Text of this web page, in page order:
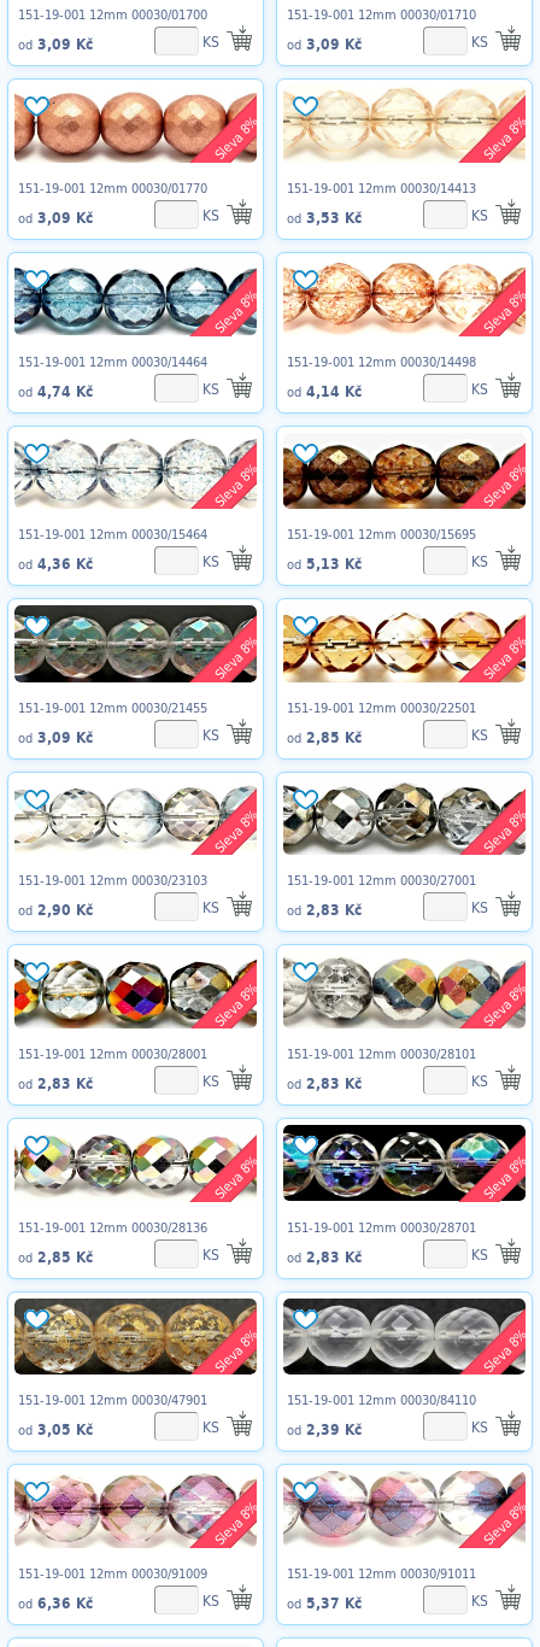
151-19-001 12mm 00030/01700
od 3,09 Kč KS
151-19-001 12mm 00030/01710
od 3,09 Kč KS
Sleva 8%
151-19-001 12mm 00030/01770
od 3,09 Kč KS
Sleva 8%
151-19-001 12mm 00030/14413
od 3,53 Kč KS
Sleva 8%
151-19-001 12mm 00030/14464
od 4,74 Kč KS
Sleva 8%
151-19-001 12mm 00030/14498
od 4,14 Kč KS
Sleva 8%
151-19-001 12mm 00030/15464
od 4,36 Kč KS
Sleva 8%
151-19-001 12mm 00030/15695
od 5,13 Kč KS
Sleva 8%
151-19-001 12mm 00030/21455
od 3,09 Kč KS
Sleva 8%
151-19-001 12mm 00030/22501
od 2,85 Kč KS
Sleva 8%
151-19-001 12mm 00030/23103
od 2,90 Kč KS
Sleva 8%
151-19-001 12mm 00030/27001
od 2,83 Kč KS
Sleva 8%
151-19-001 12mm 00030/28001
od 2,83 Kč KS
Sleva 8%
151-19-001 12mm 00030/28101
od 2,83 Kč KS
Sleva 8%
151-19-001 12mm 00030/28136
od 2,85 Kč KS
Sleva 8%
151-19-001 12mm 00030/28701
od 2,83 Kč KS
Sleva 8%
151-19-001 12mm 00030/47901
od 3,05 Kč KS
Sleva 8%
151-19-001 12mm 00030/84110
od 2,39 Kč KS
Sleva 8%
151-19-001 12mm 00030/91009
od 6,36 Kč KS
Sleva 8%
151-19-001 12mm 00030/91011
od 5,37 Kč KS